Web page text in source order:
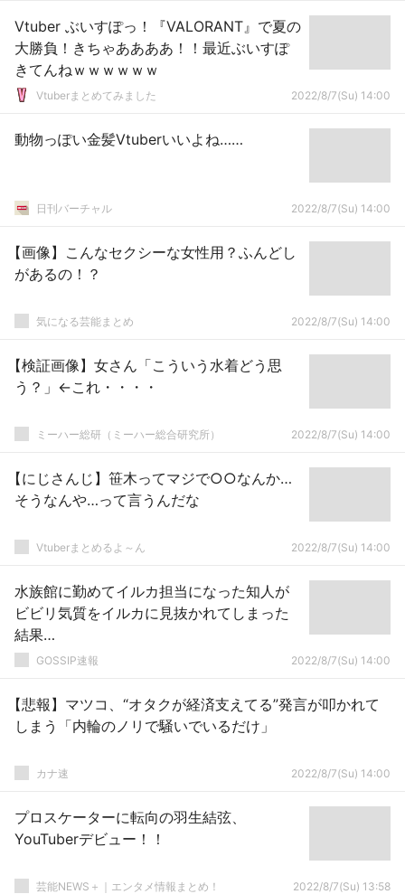
Vtuber ぶいすぽっ！『VALORANT』で夏の
大勝負！きちゃああああ！！最近ぶいすぽ
きてんねｗｗｗｗｗｗ
Vtuberまとめてみました 2022/8/7(Su) 14:00
動物っぽい金髪Vtuberいいよね……
日刊バーチャル 2022/8/7(Su) 14:00
【画像】こんなセクシーな女性用？ふんどし
があるの！？
気になる芸能まとめ 2022/8/7(Su) 14:00
【検証画像】女さん「こういう水着どう思
う？」←これ・・・・
ミーハー総研（ミーハー総合研究所） 2022/8/7(Su) 14:00
【にじさんじ】笹木ってマジで○○なんか…
そうなんや…って言うんだな
Vtuberまとめるよ～ん 2022/8/7(Su) 14:00
水族館に勤めてイルカ担当になった知人が
ビビリ気質をイルカに見抜かれてしまった
結果…
GOSSIP速報 2022/8/7(Su) 14:00
【悲報】マツコ、“オタクが経済支えてる”発言が叩かれて
しまう「内輪のノリで騒いでいるだけ」
カナ速 2022/8/7(Su) 14:00
プロスケーターに転向の羽生結弦、
YouTuberデビュー！！
芸能NEWS＋｜エンタメ情報まとめ！ 2022/8/7(Su) 13:58